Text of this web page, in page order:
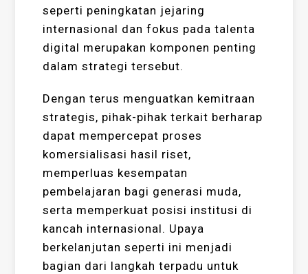
seperti peningkatan jejaring
internasional dan fokus pada talenta
digital merupakan komponen penting
dalam strategi tersebut.
Dengan terus menguatkan kemitraan
strategis, pihak-pihak terkait berharap
dapat mempercepat proses
komersialisasi hasil riset,
memperluas kesempatan
pembelajaran bagi generasi muda,
serta memperkuat posisi institusi di
kancah internasional. Upaya
berkelanjutan seperti ini menjadi
bagian dari langkah terpadu untuk